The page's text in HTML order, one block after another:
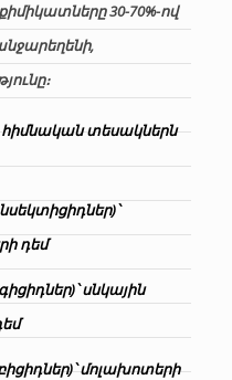
30-70%-ով
տեսակներն
դեմ
սնկային
մոլախոտերի